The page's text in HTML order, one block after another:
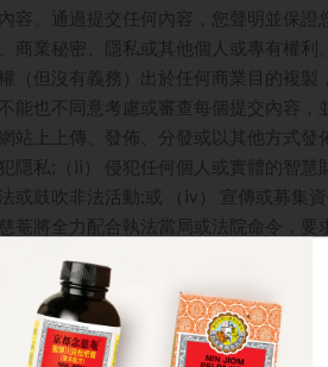
容。通過提交任何內容，您聲明並保
商業秘密、隱私或其他個人或專有權
（但沒有義務）出於任何商業目的複
不能也不同意考慮或審查每個提交內容，
站上上傳、發佈、分發或以其他方式
隱私;（ii） 侵犯任何個人或實體的智
或鼓吹非法活動;或 （iv） 宣傳或募集
菴 將全力配合執法當局或法院命令，要
他網站的連結。京都念慈菴不對任何